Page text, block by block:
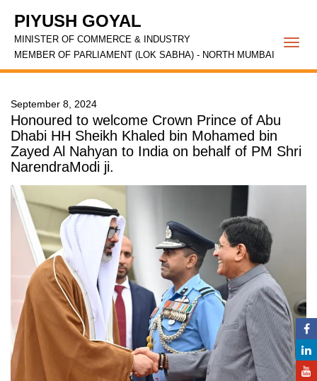
PIYUSH GOYAL
MINISTER OF COMMERCE & INDUSTRY
MEMBER OF PARLIAMENT (LOK SABHA) - NORTH MUMBAI
September 8, 2024
Honoured to welcome Crown Prince of Abu
Dhabi HH Sheikh Khaled bin Mohamed bin
Zayed Al Nahyan to India on behalf of PM Shri
NarendraModi ji.